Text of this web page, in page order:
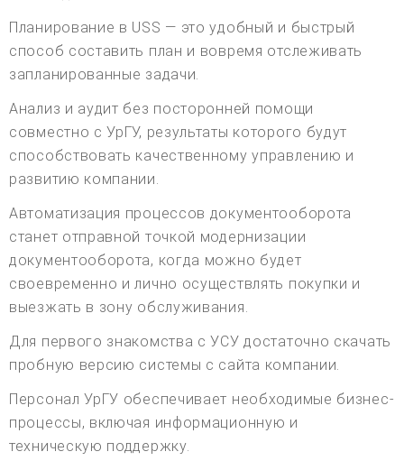
Планирование в USS — это удобный и быстрый
способ составить план и вовремя отслеживать
запланированные задачи.
Анализ и аудит без посторонней помощи
совместно с УрГУ, результаты которого будут
способствовать качественному управлению и
развитию компании.
Автоматизация процессов документооборота
станет отправной точкой модернизации
документооборота, когда можно будет
своевременно и лично осуществлять покупки и
выезжать в зону обслуживания.
Для первого знакомства с УСУ достаточно скачать
пробную версию системы с сайта компании.
Персонал УрГУ обеспечивает необходимые бизнес-
процессы, включая информационную и
техническую поддержку.